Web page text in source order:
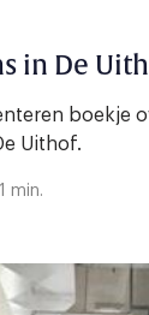
in De
boekje
Uithof.
min.